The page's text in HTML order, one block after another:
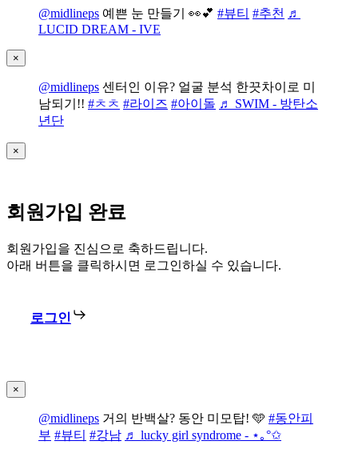
@midlineps 예쁜 눈 만들기 👀💕 #뷰티 #추천 ♬
LUCID DREAM - IVE
×
@midlineps 센터인 이유? 얼굴 분석 한끗차이로 미
남되기!! #ㅊㅊ #라이즈 #아이돌 ♬ SWIM - 방탄소
년단
×
회원가입 완료
회원가입을 진심으로 축하드립니다.
아래 버튼을 클릭하시면 로그인하실 수 있습니다.
로그인
×
@midlineps 거의 반백살? 동안 미모탑! 🩵 #동안피
부 #뷰티 #강남 ♬ lucky girl syndrome - ⋆｡°✩